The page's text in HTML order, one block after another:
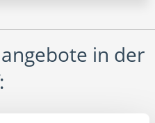
in der